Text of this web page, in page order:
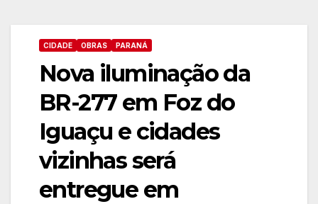
CIDADE OBRAS PARANÁ
Nova iluminação da
BR-277 em Foz do
Iguaçu e cidades
vizinhas será
entregue em